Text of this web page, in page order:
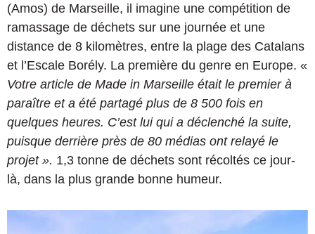
(Amos) de Marseille, il imagine une compétition de
ramassage de déchets sur une journée et une
distance de 8 kilomètres, entre la plage des Catalans
et l’Escale Borély. La première du genre en Europe. «
Votre article de Made in Marseille était le premier à
paraître et a été partagé plus de 8 500 fois en
quelques heures. C’est lui qui a déclenché la suite,
puisque derrière près de 80 médias ont relayé le
projet ». 1,3 tonne de déchets sont récoltés ce jour-
là, dans la plus grande bonne humeur.